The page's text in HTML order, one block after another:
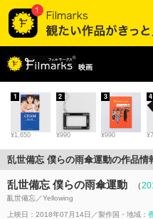
映画
¥1,650
1
¥990
2
¥990
3 4
乱世備忘 僕らの雨傘運動の作品情
乱世備忘 僕らの雨傘運動 （
亂世備忘／Yellowing
上映日：2018年07月14日 製作国・地域：